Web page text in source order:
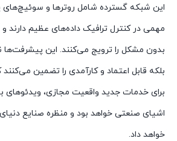
این شبکه گسترده شامل روترها و
مهمی در کنترل ترافیک داده‌های عظیم دارند
بدون مشکل را ترویج می‌کنند. این پیشرفت‌ها
بلکه قابل اعتماد و کارآمدی را تضمین
برای خدمات جدید واقعیت مجازی، ویدئوهای
اشیای صنعتی خواهد بود و منظره صنایع دنیای
خواهد داد.